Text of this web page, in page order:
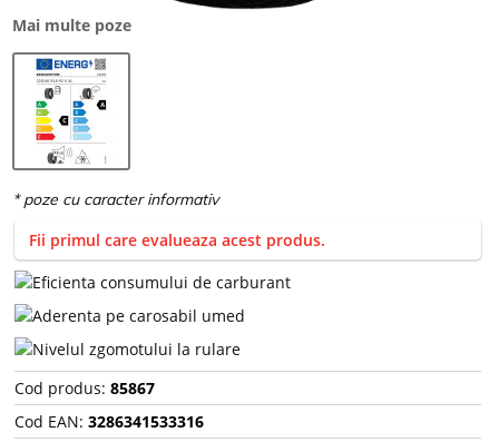
Mai multe poze
Fii primul care evalueaza acest produs.
Cod produs: 85867
Cod EAN: 3286341533316